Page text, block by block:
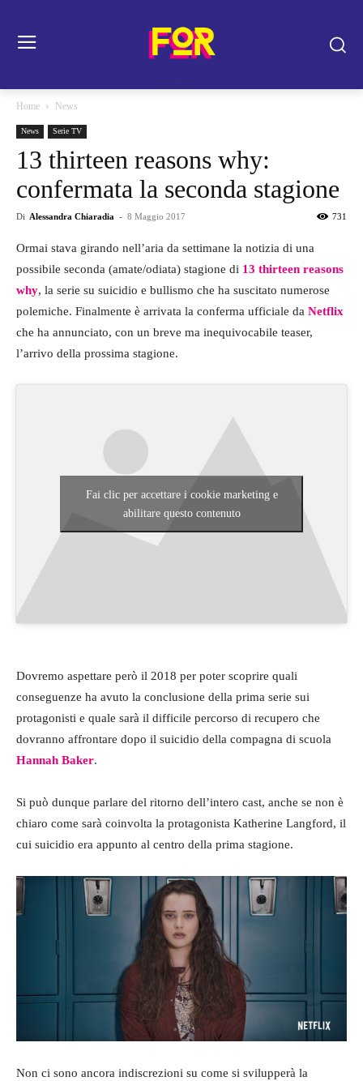
Home News
News Serie TV
13 thirteen reasons why:
confermata la seconda stagione
Di Alessandra Chiaradia - 8 Maggio 2017 731
Ormai stava girando nell’aria da settimane la notizia di una
possibile seconda (amate/odiata) stagione di 13 thirteen reasons
why, la serie su suicidio e bullismo che ha suscitato numerose
polemiche. Finalmente è arrivata la conferma ufficiale da Netflix
che ha annunciato, con un breve ma inequivocabile teaser,
l’arrivo della prossima stagione.
Fai clic per accettare i cookie marketing e
abilitare questo contenuto
Dovremo aspettare però il 2018 per poter scoprire quali
conseguenze ha avuto la conclusione della prima serie sui
protagonisti e quale sarà il difficile percorso di recupero che
dovranno affrontare dopo il suicidio della compagna di scuola
Hannah Baker.
Si può dunque parlare del ritorno dell’intero cast, anche se non è
chiaro come sarà coinvolta la protagonista Katherine Langford, il
cui suicidio era appunto al centro della prima stagione.
Non ci sono ancora indiscrezioni su come si svilupperà la